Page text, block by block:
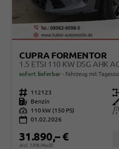
CUPRA FORMENTOR
1.5 ETSI 110 KW DSG AHK
sofort lieferbar Fahrzeug mit
Fahrzeugnr. 112123
Kraftstoff
Benzin
Leistung
110 kW (150 PS) Kilometerstand
01.02.2026
31.890,– €
incl. 19% MwSt.